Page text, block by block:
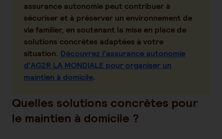
assurance autonomie peut contribuer à
sécuriser et à préserver un environnement de
vie familier, en soutenant la mise en place de
solutions concrètes adaptées à votre
situation. Découvrez l'assurance autonomie
d'AG2R LA MONDIALE pour organiser un
maintien à domicile.
Quelles solutions concrètes pour
le maintien à domicile ?